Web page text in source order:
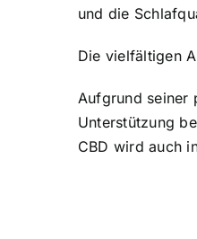
und die
Die vielfältigen
Aufgrund seiner
Unterstützung
CBD wird auch